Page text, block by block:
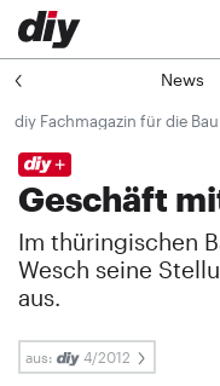
News
diy Fachmagazin für die
Geschäft
Im thüringischen
Wesch seine
aus.
aus: 4/2012